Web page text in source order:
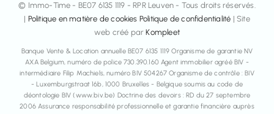
© Immo-Time - BE07 6135 1119 - RPR Leuven - Tous droits réservés.
| Politique en matière de cookies Politique de confidentialité | Site
web créé parKompleet
Banque Vente & Location annuelle BE07 6135 1119 Organisme de garantie NV
AXA Belgium, numéro de police 730.390.160 Agent immobilier agréé BIV -
intermédiaire Filip Machiels, numéro BIV 504267 Organisme de contrôle : BIV
- Luxemburgstraat 16b, 1000 Bruxelles - Belgique soumis au code de
déontologie BIV (www.biv.be) Doctrine des devoirs : RD du 27 septembre
2006 Assurance responsabilité professionnelle et garantie financière auprès